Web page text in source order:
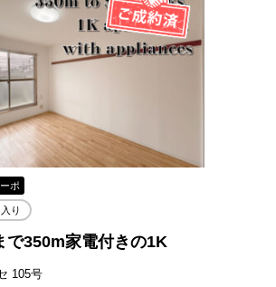
ポ
り
で350m家電付きの1K
105号